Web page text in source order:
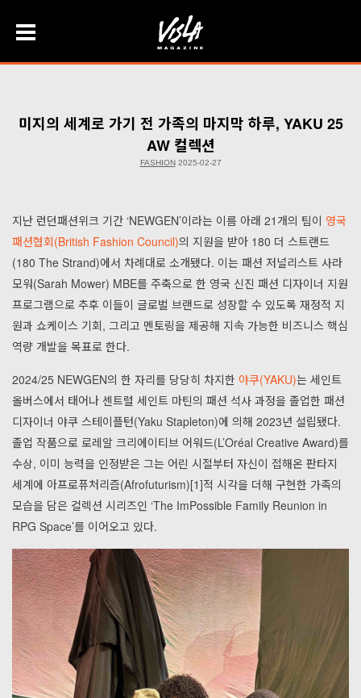
미지의 세계로 가기 전 가족의 마지막 하루, YAKU 25
AW 컬렉션
FASHION 2025-02-27
지난 런던패션위크 기간 ‘NEWGEN’이라는 이름 아래 21개의 팀이 영국
패션협회(British Fashion Council)의 지원을 받아 180 더 스트랜드
(180 The Strand)에서 차례대로 소개됐다. 이는 패션 저널리스트 사라
모워(Sarah Mower) MBE를 주축으로 한 영국 신진 패션 디자이너 지원
프로그램으로 추후 이들이 글로벌 브랜드로 성장할 수 있도록 재정적 지
원과 쇼케이스 기회, 그리고 멘토링을 제공해 지속 가능한 비즈니스 핵심
역량 개발을 목표로 한다.
2024/25 NEWGEN의 한 자리를 당당히 차지한 야쿠(YAKU)는 세인트
올버스에서 태어나 센트럴 세인트 마틴의 패션 석사 과정을 졸업한 패션
디자이너 야쿠 스테이플턴(Yaku Stapleton)에 의해 2023년 설립됐다.
졸업 작품으로 로레알 크리에이티브 어워드(L’Oréal Creative Award)를
수상, 이미 능력을 인정받은 그는 어린 시절부터 자신이 접해온 판타지
세계에 아프로퓨처리즘(Afrofuturism)[1]적 시각을 더해 구현한 가족의
모습을 담은 컬렉션 시리즈인 ‘The ImPossible Family Reunion in
RPG Space’를 이어오고 있다.